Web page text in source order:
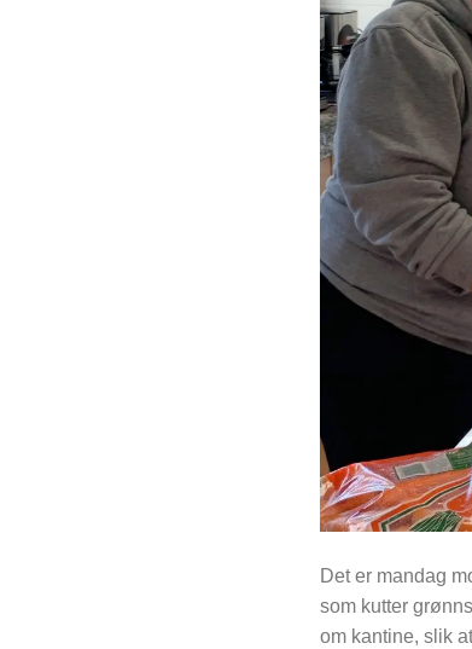
Det er mandag
som kutter
om kantine, slik